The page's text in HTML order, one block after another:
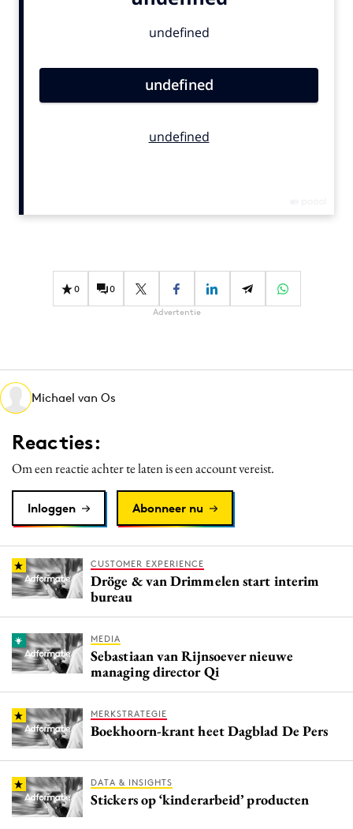
Gedragsverandering
Influencer marketing
Media
Merkstrategie
PR
Programmatic
Purpose Marketing
Reputatie & crisis
0 0
Advertentie
Michael van Os
Reacties:
Om een reactie achter te laten is een account vereist.
Inloggen Abonneer nu
CUSTOMER EXPERIENCE
Dröge & van Drimmelen start interim
bureau
MEDIA
Sebastiaan van Rijnsoever nieuwe
managing director Qi
MERKSTRATEGIE
Boekhoorn-krant heet Dagblad De Pers
DATA & INSIGHTS
Stickers op ‘kinderarbeid’ producten